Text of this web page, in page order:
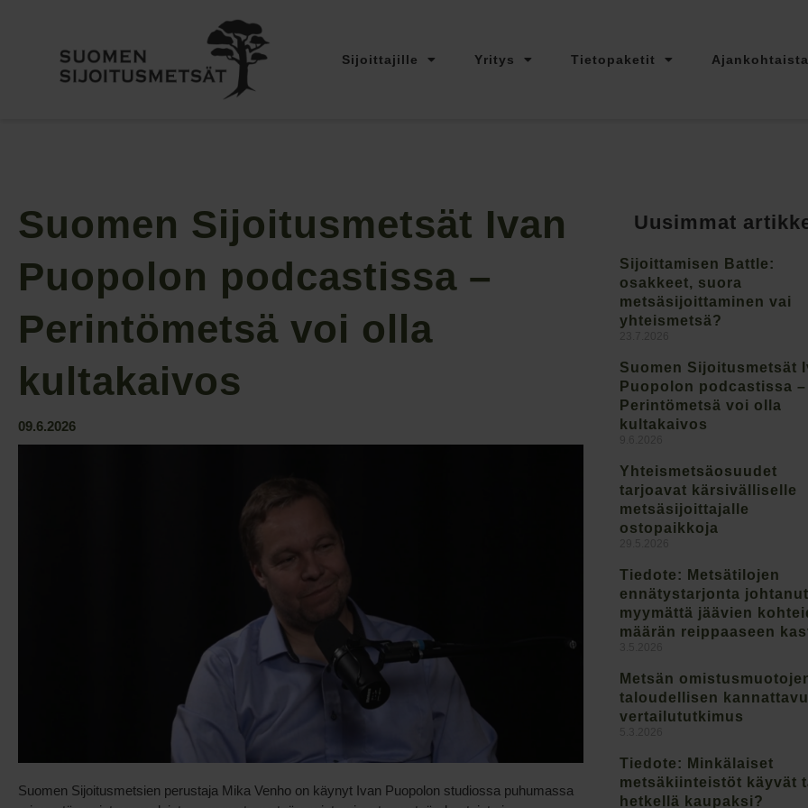
Sijoittajille Yritys Tietopaketit Ajankohtaista
Suomen Sijoitusmetsät Ivan
Puopolon podcastissa –
Perintömetsä voi olla
kultakaivos
09.6.2026
Suomen Sijoitusmetsien perustaja Mika Venho on käynyt Ivan Puopolon studiossa puhumassa
Uusimmat
Sijoittamisen Battle:
osakkeet, suora
metsäsijoittaminen vai
yhteismetsä?
Suomen Sijoitusmetsät
Puopolon podcastissa –
Perintömetsä voi olla
kultakaivos
Yhteismetsäosuudet
tarjoavat kärsivälliselle
metsäsijoittajalle
ostopaikkoja
Tiedote: Metsätilojen
ennätystarjonta johtanut
myymättä jäävien
määrän reippaaseen
Metsän
taloudellisen
vertailututkimus
Tiedote: Minkälaiset
metsäkiinteistöt käyvät
hetkellä kaupaksi?